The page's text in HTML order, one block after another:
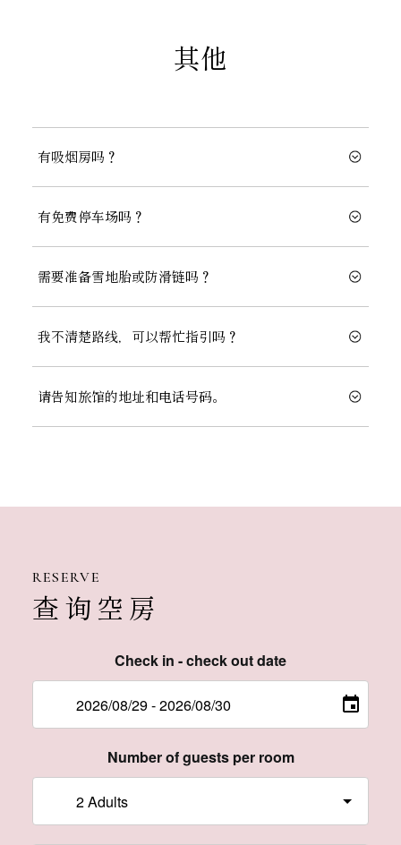
其他
有吸烟房吗？
有免费停车场吗？
需要准备雪地胎或防滑链吗？
我不清楚路线，可以帮忙指引吗？
请告知旅馆的地址和电话号码。
RESERVE
查询空房
Check in - check out date
Number of guests per room